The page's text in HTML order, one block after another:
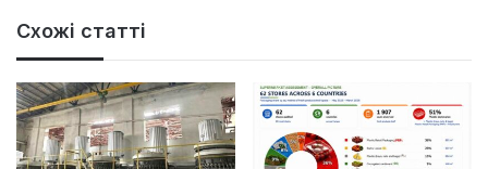
Схожі статті